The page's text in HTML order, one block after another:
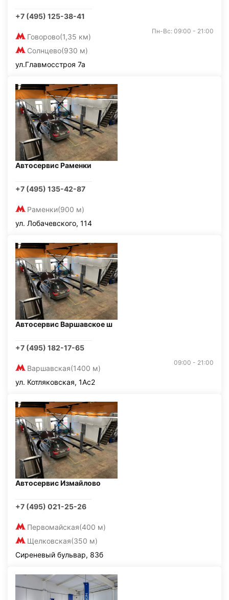
+7 (495) 125-38-41
Говорово(1,35 км)
Солнцево(930 м)
Пн-Вс: 09:00 - 21:00
ул.Главмосстроя 7а
Автосервис Раменки
+7 (495) 135-42-87
Раменки(900 м)
ул. Лобачевского, 114
Автосервис Варшавское ш
+7 (495) 182-17-65
Варшавская(1400 м)
09:00 - 21:00
ул. Котляковская, 1Ас2
Автосервис Измайлово
+7 (495) 021-25-26
Первомайская(400 м)
Щелковская(350 м)
Сиреневый бульвар, 83б